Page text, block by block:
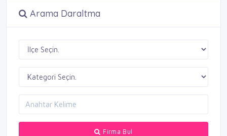
Arama Daraltma
Firma Bul